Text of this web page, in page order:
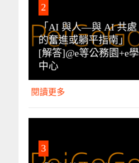
2
「AI 與人—與 AI 共處
的奮進或躺平指南」
[解答]@e等公務園+e學
中心
閱讀更多
3